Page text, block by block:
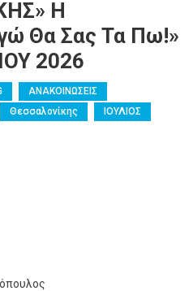
Η
Θα Σας Τα Πω!»
2026
ΑΝΑΚΟΙΝΩΣΕΙΣ
Θεσσαλονίκης ΙΟΥΛΙΟΣ